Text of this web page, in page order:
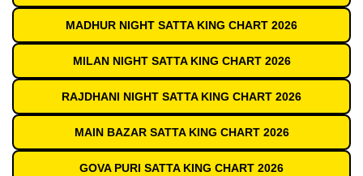
MADHUR NIGHT SATTA KING CHART 2026
MILAN NIGHT SATTA KING CHART 2026
RAJDHANI NIGHT SATTA KING CHART 2026
MAIN BAZAR SATTA KING CHART 2026
GOVA PURI SATTA KING CHART 2026